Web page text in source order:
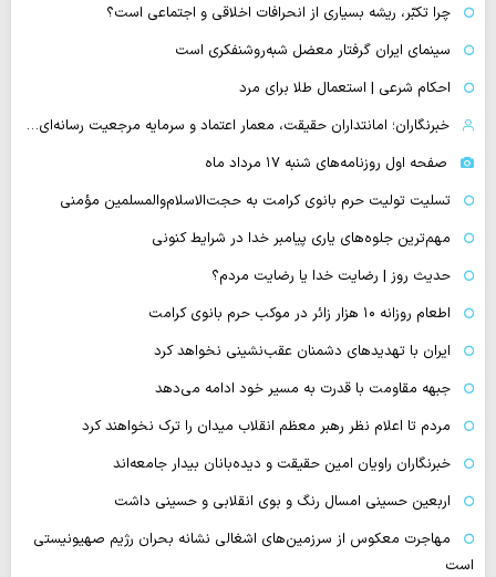
چرا تکبّر، ریشه بسیاری از انحرافات اخلاقی و اجتماعی است؟
سینمای ایران گرفتار معضل شبه‌روشنفکری است
احکام شرعی | استعمال طلا برای مرد
خبرنگاران؛ امانتداران حقیقت، معمار اعتماد و سرمایه مرجعیت رسانه‌ای…
صفحه اول روزنامه‌های شنبه ۱۷ مرداد ماه
تسلیت تولیت حرم بانوی کرامت به حجت‌الاسلام‌والمسلمین مؤمنی
مهم‌ترین جلوه‌های یاری پیامبر خدا در شرایط کنونی
حدیث روز | رضایت خدا یا رضایت مردم؟
اطعام روزانه ۱۰ هزار زائر در موکب حرم بانوی کرامت
ایران با تهدیدهای دشمنان عقب‌نشینی نخواهد کرد
جبهه مقاومت با قدرت به مسیر خود ادامه می‌دهد
مردم تا اعلام نظر رهبر معظم انقلاب میدان را ترک نخواهند کرد
خبرنگاران راویان امین حقیقت و دیده‌بانان بیدار جامعه‌اند
اربعین حسینی امسال رنگ و بوی انقلابی و حسینی داشت
مهاجرت معکوس از سرزمین‌های اشغالی نشانه بحران رژیم صهیونیستی
است